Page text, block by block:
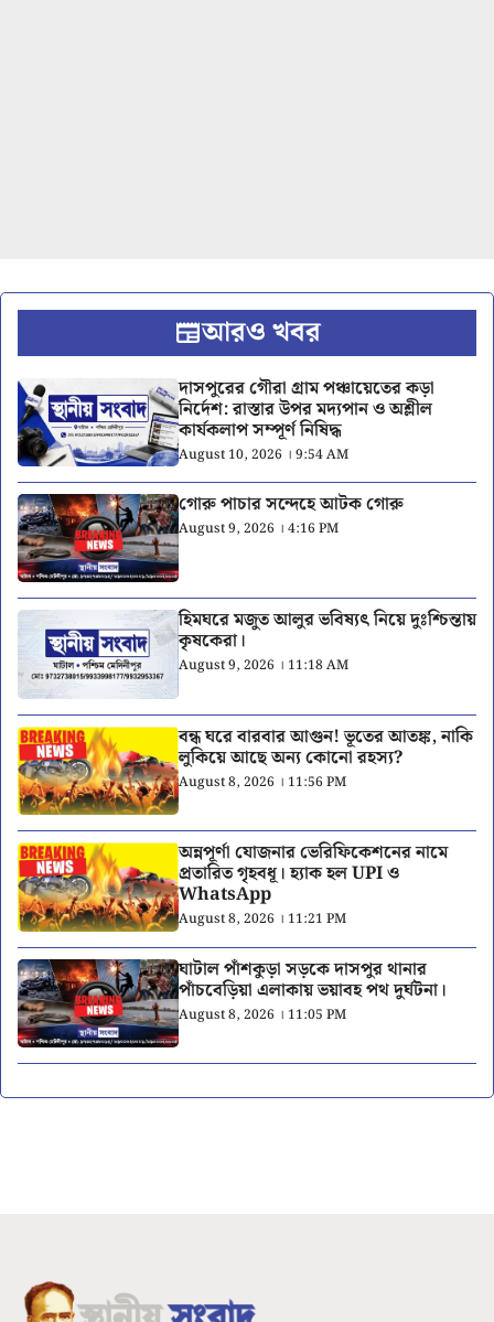
আরও খবর
দাসপুরের গৌরা গ্রাম পঞ্চায়েতের কড়া
নির্দেশ: রাস্তার উপর মদ্যপান ও অশ্লীল
কার্যকলাপ সম্পূর্ণ নিষিদ্ধ
August 10, 2026 । 9:54 AM
গোরু পাচার সন্দেহে আটক গোরু
August 9, 2026 । 4:16 PM
হিমঘরে মজুত আলুর ভবিষ্যৎ নিয়ে দুঃশ্চিন্তায়
কৃষকেরা।
August 9, 2026 । 11:18 AM
বন্ধ ঘরে বারবার আগুন! ভূতের আতঙ্ক, নাকি
লুকিয়ে আছে অন্য কোনো রহস্য?
August 8, 2026 । 11:56 PM
অন্নপূর্ণা যোজনার ভেরিফিকেশনের নামে
প্রতারিত গৃহবধূ। হ্যাক হল UPI ও
WhatsApp
August 8, 2026 । 11:21 PM
ঘাটাল পাঁশকুড়া সড়কে দাসপুর থানার
পাঁচবেড়িয়া এলাকায় ভয়াবহ পথ দুর্ঘটনা।
August 8, 2026 । 11:05 PM